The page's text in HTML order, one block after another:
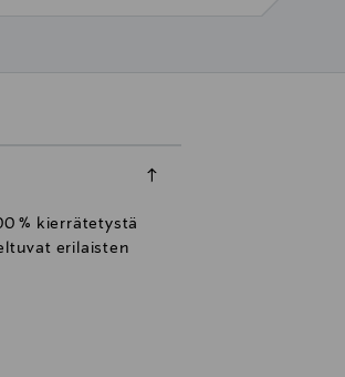
% kierrätetystä
erilaisten